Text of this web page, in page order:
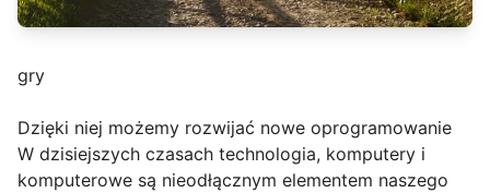
gry
Dzięki niej możemy rozwijać nowe oprogramowanie
W dzisiejszych czasach technologia, komputery i
komputerowe są nieodłącznym elementem naszego